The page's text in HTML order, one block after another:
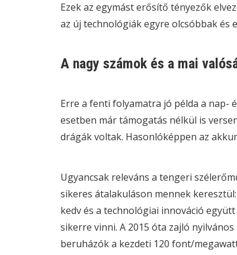
Ezek az egymást erősítő tényezők
az új technológiák egyre olcsóbbak és
A nagy számok és a mai
Erre a fenti folyamatra jó példa a nap-
esetben már támogatás nélkül is
drágák voltak. Hasonlóképpen az
Ugyancsak releváns a tengeri
sikeres átalakuláson mennek
kedv és a technológiai innováció
sikerre vinni. A 2015 óta zajló nyilvános
beruházók a kezdeti 120 font/